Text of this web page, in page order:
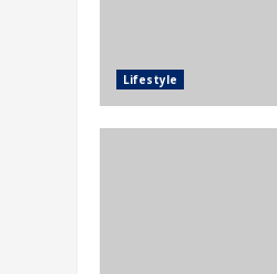
Lifestyle